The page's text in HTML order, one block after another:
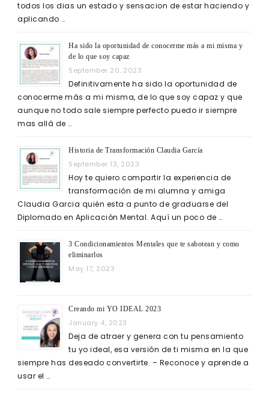
todos los dias un estado y sensacion de estar haciendo y
aplicando …
Ha sido la oportunidad de conocerme más a mi misma y
de lo que soy capaz
September 20, 2023
Definitivamente ha sido la oportunidad de
conocerme más a mi misma, de lo que soy capaz y que
aunque no todo sale siempre perfecto puedo ir siempre
mas allá de …
Historia de Transformación Claudia García
September 13, 2023
Hoy te quiero compartir la experiencia de
transformación de mi alumna y amiga
Claudia Garcia quién esta a punto de graduarse del
Diplomado en Aplicación Mental. Aquí un poco de …
3 Condicionamientos Mentales que te sabotean y como
eliminarlos
May 17, 2023
Creando mi YO IDEAL 2023
January 4, 2023
Deja de atraer y genera con tu pensamiento
tu yo ideal, esa versión de ti misma en la que
siempre has deseado convertirte. – Reconoce y aprende a
usar el …